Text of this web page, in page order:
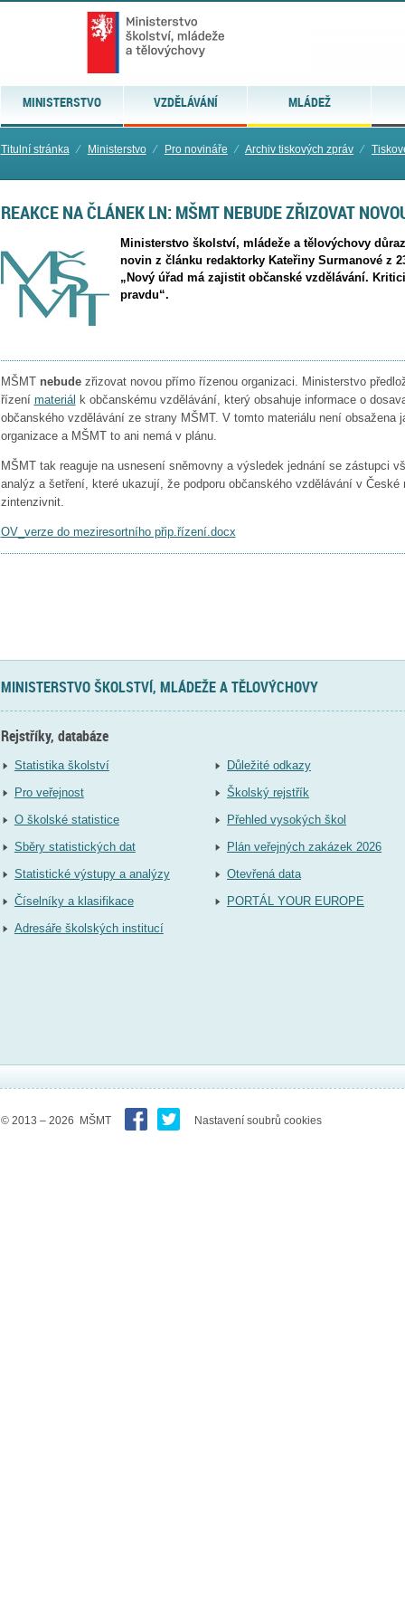
MINISTERSTVO VZDĚLÁVÁNÍ MLÁDEŽ
Titulní stránka ⁄ Ministerstvo ⁄ Pro novináře ⁄ Archiv tiskových zpráv ⁄
REAKCE NA ČLÁNEK LN: MŠMT NEBUDE ZŘIZOVAT
Ministerstvo školství, mládeže a tělovýchovy
novin z článku redaktorky Kateřiny Surmanové z
„Nový úřad má zajistit občanské vzdělávání.
pravdu“.
MŠMT nebudezřizovat novou přímo řízenou organizaci. Ministerstvo
řízení materiál k občanskému vzdělávání, který obsahuje informace o
občanského vzdělávání ze strany MŠMT. V tomto materiálu není obsažena
organizace a MŠMT to ani nemá v plánu.
MŠMT tak reaguje na usnesení sněmovny a výsledek jednání se zástupci
analýz a šetření, které ukazují, že podporu občanského vzdělávání v České
zintenzivnit.
OV_verze do meziresortního přip.řízení.docx
MINISTERSTVO ŠKOLSTVÍ, MLÁDEŽE A TĚLOVÝCHOVY
Rejstříky, databáze
Statistika školství
Pro veřejnost
O školské statistice
Sběry statistických dat
Statistické výstupy a analýzy
Číselníky a klasifikace
Adresáře školských institucí
Důležité odkazy
Školský rejstřík
Přehled vysokých škol
Plán veřejných zakázek 2026
Otevřená data
PORTÁL YOUR EUROPE
© 2013 – 2026 MŠMT Nastavení soubrů cookies